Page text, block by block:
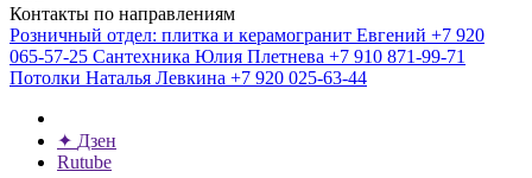
Контакты по направлениям
Розничный отдел: плитка и керамогранит Евгений +7 920
065-57-25 Сантехника Юлия Плетнева +7 910 871-99-71
Потолки Наталья Левкина +7 920 025-63-44
✦ Дзен
Rutube